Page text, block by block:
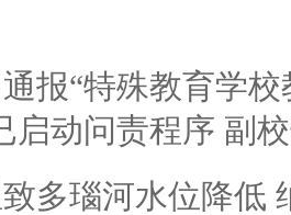
报“特殊教育学
启动问责程序 副
多瑙河水位降低